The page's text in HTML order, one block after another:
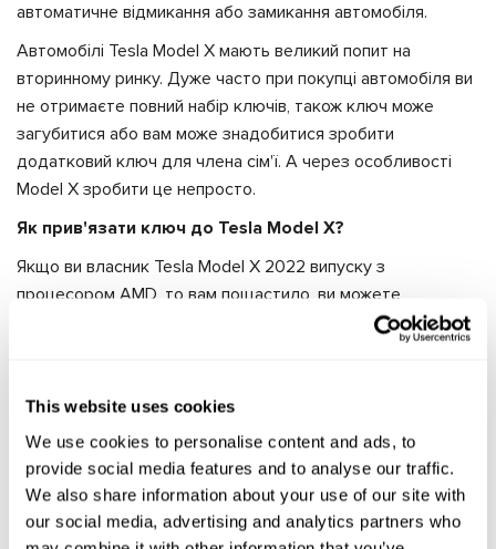
This website uses cookies
We use cookies to personalise content and ads, to
provide social media features and to analyse our traffic.
We also share information about your use of our site with
our social media, advertising and analytics partners who
автоматичне відмикання або замикання автомобіля.
Автомобілі Tesla Model X мають великий попит на
вторинному ринку. Дуже часто при покупці автомобіля ви
не отримаєте повний набір ключів, також ключ може
загубитися або вам може знадобитися зробити
додатковий ключ для члена сім'ї. А через особливості
Model X зробити це непросто.
Як прив'язати ключ до Tesla Model X?
Якщо ви власник Tesla Model X 2022 випуску з
процесором AMD, то вам пощастило, ви можете
самостійно прив'язати новий ключ. Для цієї процедури
передбачено спеціальне меню. А ось у Tesla Model X
вийде прив'язати ключ за допомогою сервісу Tesla
toolbox 3. Тому залишається лише два варіанти:
звернутися до офіційного сервісу Tesla або шукати СТО,
яке надає послугу з програмування ключів Tesla.
Діагностичний сканер Loki з активованим плагіном "KEY